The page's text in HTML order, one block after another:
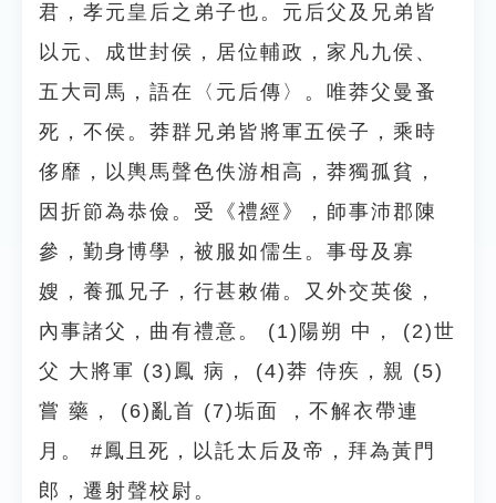
君，孝元皇后之弟子也。元后父及兄弟皆
以元、成世封侯，居位輔政，家凡九侯、
五大司馬，語在〈元后傳〉。唯莽父曼蚤
死，不侯。莽群兄弟皆將軍五侯子，乘時
侈靡，以輿馬聲色佚游相高，莽獨孤貧，
因折節為恭儉。受《禮經》，師事沛郡陳
參，勤身博學，被服如儒生。事母及寡
嫂，養孤兄子，行甚敕備。又外交英俊，
內事諸父，曲有禮意。 (1)陽朔 中， (2)世
父 大將軍 (3)鳳 病， (4)莽 侍疾，親 (5)
嘗 藥， (6)亂首 (7)垢面 ，不解衣帶連
月。 #鳳且死，以託太后及帝，拜為黃門
郎，遷射聲校尉。